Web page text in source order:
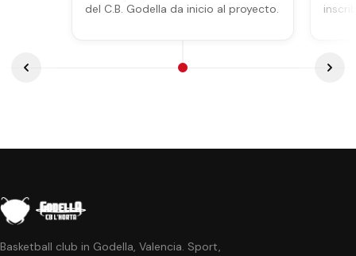
del C.B. Godella da inicio al proyecto.
Basketball club in Godella, Valencia. Sport,